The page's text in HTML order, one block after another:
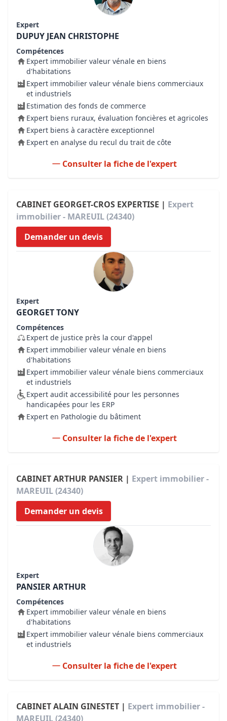
Expert
DUPUY JEAN CHRISTOPHE
Compétences
Expert immobilier valeur vénale en biens
d'habitations
Expert immobilier valeur vénale biens commerciaux
et industriels
Estimation des fonds de commerce
Expert biens ruraux, évaluation foncières et agricoles
Expert biens à caractère exceptionnel
Expert en analyse du recul du trait de côte
Consulter la fiche de l'expert
CABINET GEORGET-CROS EXPERTISE | Expert
immobilier - MAREUIL (24340)
Demander un devis
Expert
GEORGET TONY
Compétences
Expert de justice près la cour d'appel
Expert immobilier valeur vénale en biens
d'habitations
Expert immobilier valeur vénale biens commerciaux
et industriels
Expert audit accessibilité pour les personnes
handicapées pour les ERP
Expert en Pathologie du bâtiment
Consulter la fiche de l'expert
CABINET ARTHUR PANSIER | Expert immobilier -
MAREUIL (24340)
Demander un devis
Expert
PANSIER ARTHUR
Compétences
Expert immobilier valeur vénale en biens
d'habitations
Expert immobilier valeur vénale biens commerciaux
et industriels
Consulter la fiche de l'expert
CABINET ALAIN GINESTET | Expert immobilier -
MAREUIL (24340)